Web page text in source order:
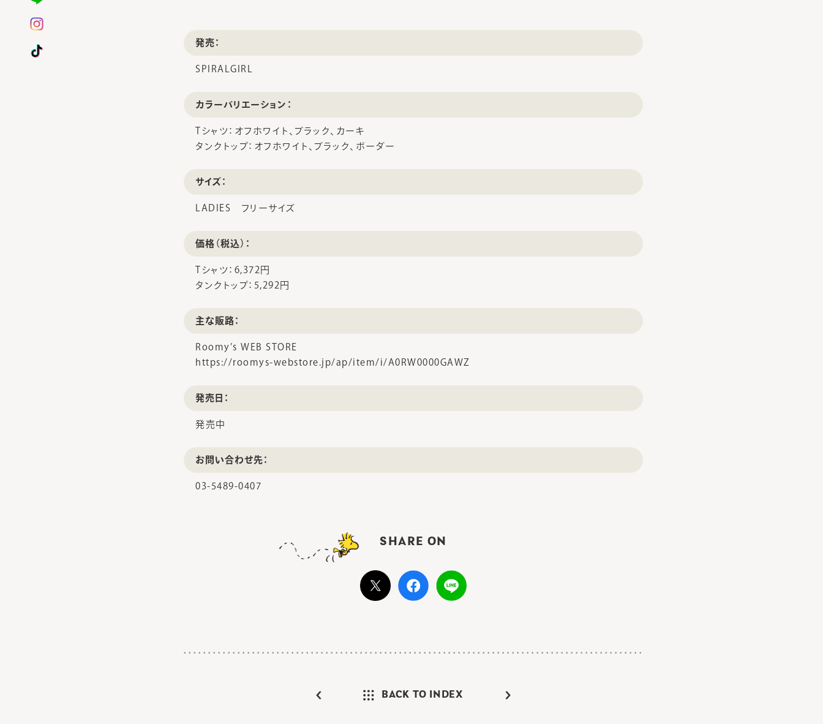
発売：
SPIRALGIRL
カラーバリエーション：
Tシャツ：オフホワイト、ブラック、カーキ
タンクトップ：オフホワイト、ブラック、ボーダー
サイズ：
LADIES フリーサイズ
価格（税込）：
Tシャツ：6,372円
タンクトップ：5,292円
主な販路：
Roomy’s WEB STORE
https://roomys-webstore.jp/ap/item/i/A0RW0000GAWZ
発売日：
発売中
お問い合わせ先：
03-5489-0407
SHARE ON
BACK TO INDEX